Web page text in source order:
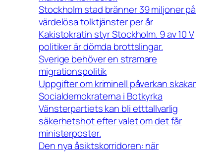
Stockholm stad bränner 39 miljoner på
värdelösa tolktjänster per år
Kakistokratin styr Stockholm. 9 av 10 V
politiker är dömda brottslingar.
Sverige behöver en stramare
migrationspolitik
Uppgifter om kriminell påverkan skakar
Socialdemokraterna i Botkyrka
Vänsterpartiets kan bli etttallvarlig
säkerhetshot efter valet om det får
ministerposter.
Den nya åsiktskorridoren: när